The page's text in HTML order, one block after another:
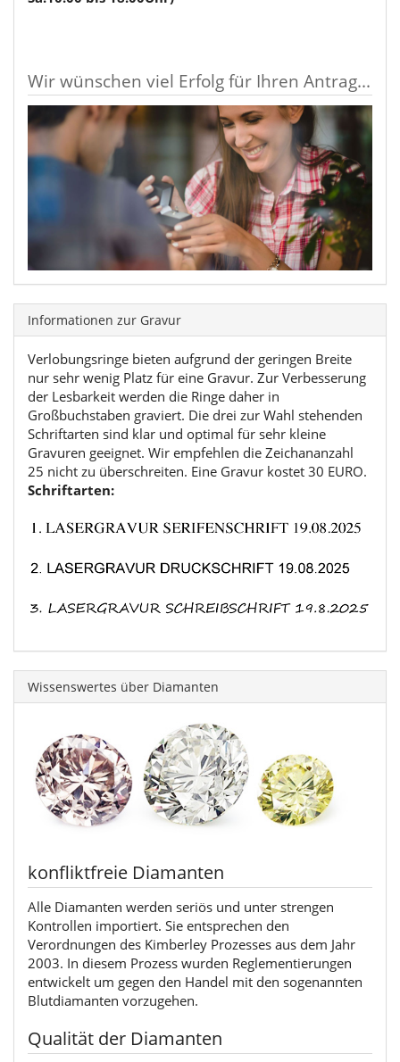
Wir wünschen viel Erfolg für Ihren Antrag...
Informationen zur Gravur
Verlobungsringe bieten aufgrund der geringen Breite
nur sehr wenig Platz für eine Gravur. Zur Verbesserung
der Lesbarkeit werden die Ringe daher in
Großbuchstaben graviert. Die drei zur Wahl stehenden
Schriftarten sind klar und optimal für sehr kleine
Gravuren geeignet. Wir empfehlen die Zeichananzahl
25 nicht zu überschreiten. Eine Gravur kostet 30 EURO.
Schriftarten:
Wissenswertes über Diamanten
konfliktfreie Diamanten
Alle Diamanten werden seriös und unter strengen
Kontrollen importiert. Sie entsprechen den
Verordnungen des Kimberley Prozesses aus dem Jahr
2003. In diesem Prozess wurden Reglementierungen
entwickelt um gegen den Handel mit den sogenannten
Blutdiamanten vorzugehen.
Qualität der Diamanten